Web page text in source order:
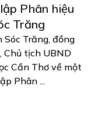
Phân hiệu
Trăng
Trăng, đồng
Chủ tịch UBND
Cần Thơ về một
Phân ...